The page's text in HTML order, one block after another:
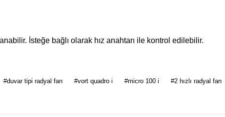
İsteğe bağlı olarak hız anahtarı ile kontrol edilebilir.
siz yapın!
#duvar tipi radyal fan #vort quadro i #micro 100 i
#2 hızlı radyal fan